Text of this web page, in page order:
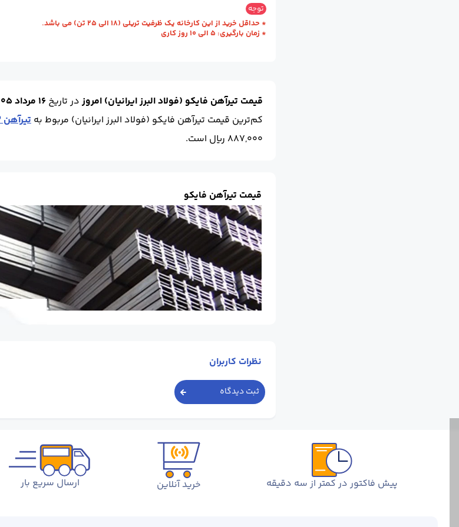
سایز :توجه
* حداقل خرید از این کارخانه یک ظرفیت تریلی (18 الی 25 تن) می باشد.
* زمان بارگیری: 5 الی 10 روز کاری
قیمت تیرآهن فایکو (فولاد البرز ایرانیان) امروزدر تاریخ16 مرداد 1405
کم‌ترین قیمت تیرآهن فایکو (فولاد البرز ایرانیان) مربوط بهتیرآهن 22 فایکو
887,000 ریال است.
قیمت تیرآهن فایکو
نظرات کاربران
ثبت دیدگاه
پیش فاکتور در کمتر از سه دقیقه خرید آنلاین ارسال سریع بار